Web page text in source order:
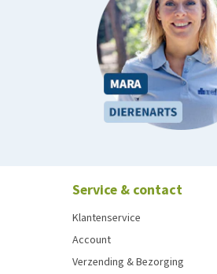
Service & contact
Klantenservice
Account
Verzending & Bezorging